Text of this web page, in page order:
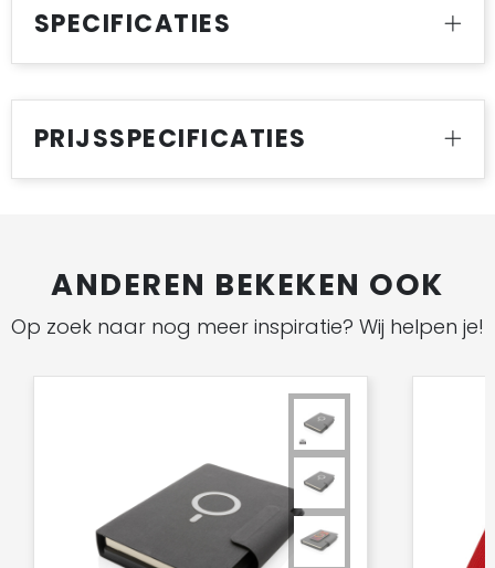
SPECIFICATIES
PRIJSSPECIFICATIES
ANDEREN BEKEKEN OOK
Op zoek naar nog meer inspiratie? Wij helpen je!